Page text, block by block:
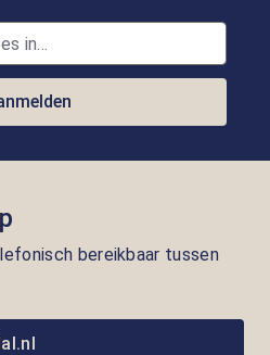
bereikbaar tussen